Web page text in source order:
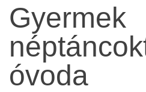
Gyermek
óvoda